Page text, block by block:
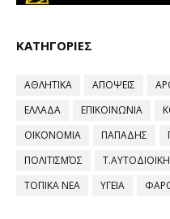
ΚΑΤΗΓΟΡΙΕΣ
ΑΘΛΗΤΙΚΑ ΑΠΟΨΕΙΣ
ΕΛΛΑΔΑ
ΕΠΙΚΟΙΝΩΝΙΑ
ΟΙΚΟΝΟΜΙΑ
ΠΑΠΑΔΗΣ
ΠΟΛΙΤΙΣΜΌΣ
ΤΟΠΙΚΑ ΝΕΑ
ΥΓΕΙΑ